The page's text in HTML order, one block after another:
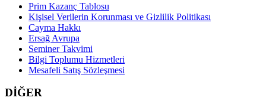
Prim Kazanç Tablosu
Kişisel Verilerin Korunması ve Gizlilik Politikası
Cayma Hakkı
Ersağ Avrupa
Seminer Takvimi
Bilgi Toplumu Hizmetleri
Mesafeli Satış Sözleşmesi
DİĞER